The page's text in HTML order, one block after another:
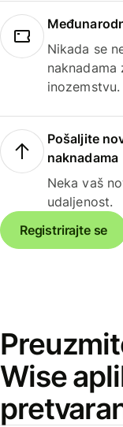
Nikada se
inozemstvu.
Pošaljite
naknadama
Neka vaš
udaljenost.
Registrirajte se
Wise